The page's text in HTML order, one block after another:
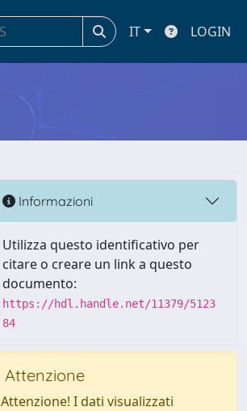
IT LOGIN
Informazioni
Utilizza questo identificativo per
citare o creare un link a questo
documento:
https://hdl.handle.net/11379/5123
84
Attenzione
Attenzione! I dati visualizzati